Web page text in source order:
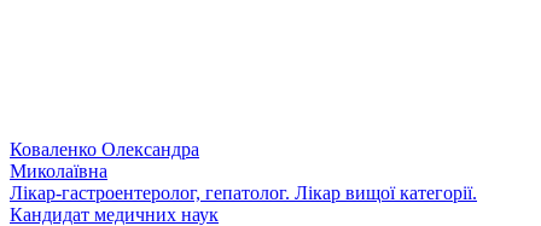
Коваленко Олександра
Миколаївна
Лікар-гастроентеролог, гепатолог. Лікар вищої категорії.
Кандидат медичних наук